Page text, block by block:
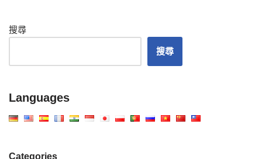
搜尋
搜尋
Languages
Categories